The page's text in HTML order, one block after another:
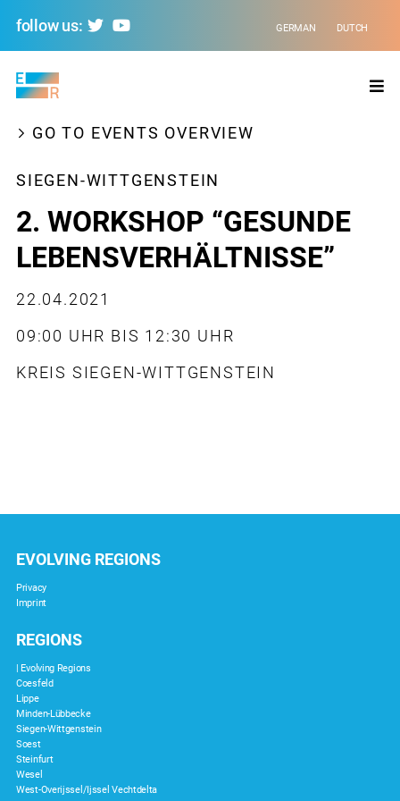
follow us: GERMAN DUTCH
Regions
GO TO EVENTS OVERVIEW
SIEGEN-WITTGENSTEIN
2. WORKSHOP “GESUNDE
LEBENSVERHÄLTNISSE”
22.04.2021
09:00 UHR BIS 12:30 UHR
KREIS SIEGEN-WITTGENSTEIN
EVOLVING REGIONS
Privacy
Imprint
REGIONS
| Evolving Regions
Coesfeld
Lippe
Minden-Lübbecke
Siegen-Wittgenstein
Soest
Steinfurt
Wesel
West-Overijssel/Ijssel Vechtdelta